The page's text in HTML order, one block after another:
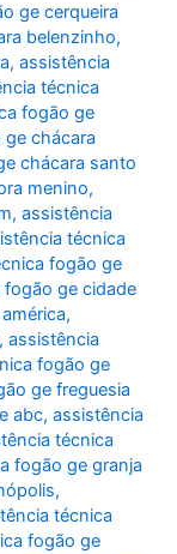
ge cerqueira
belenzinho,
,assistência
técnica
fogão ge
chácara
chácara santo
menino,
,assistência
técnica
fogão ge
ge cidade
,
,assistência
fogão ge
ge freguesia
abc,assistência
técnica
fogão ge granja
,
técnica
fogão ge